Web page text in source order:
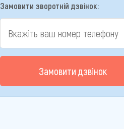
Замовити зворотній дзвінок:
Замовити дзвінок